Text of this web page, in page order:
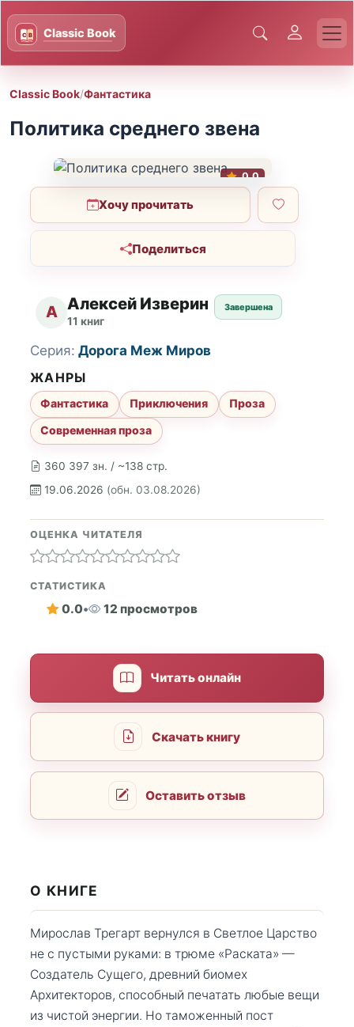
Classic Book/Фантастика
Политика среднего звена
0.0
Хочу прочитать
Поделиться
А Алексей Изверин
11 книг
Завершена
360 397 зн. / ~138 стр.
19.06.2026 (обн. 03.08.2026)
Серия: Дорога Меж Миров
ЖАНРЫ
Фантастика Приключения
Проза
Современная проза
ОЦЕНКА ЧИТАТЕЛЯ
СТАТИСТИКА
0.0• 12 просмотров
Читать онлайн
Скачать книгу
Оставить отзыв
О КНИГЕ
Мирослав Трегарт вернулся в Светлое Царство
не с пустыми руками: в трюме «Раската» —
Создатель Сущего, древний биомех
Архитекторов, способный печатать любые вещи
из чистой энергии. Но таможенный пост